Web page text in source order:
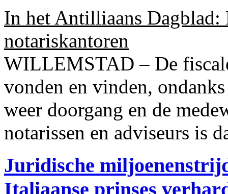
In het Antilliaans Dagblad:
notariskantoren
WILLEMSTAD – De
vonden en vinden,
weer doorgang en de
notarissen en adviseurs is
Juridische
Italiaanse prinses